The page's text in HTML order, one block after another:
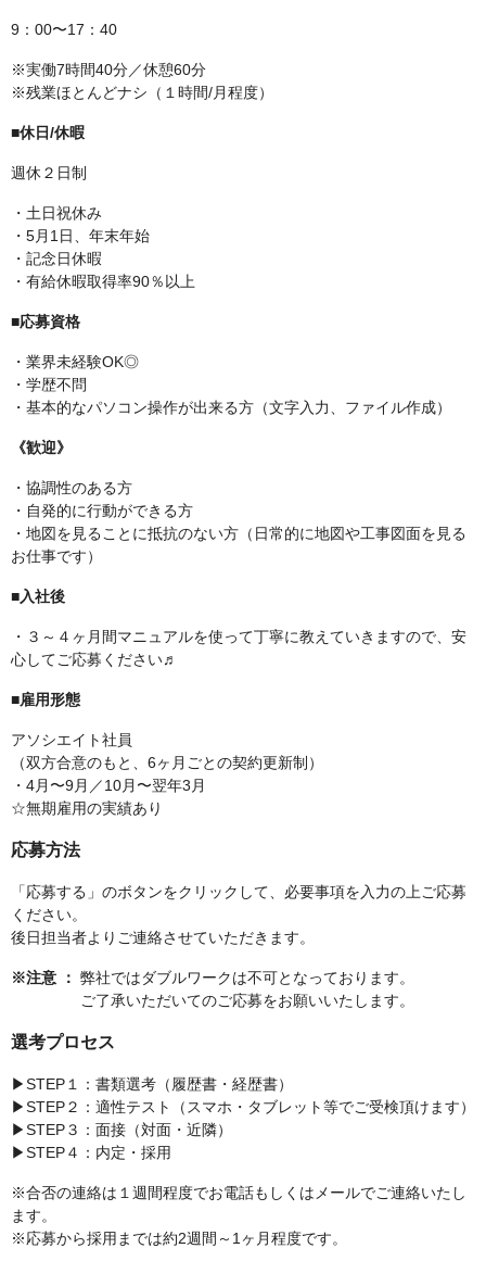
9：00〜17：40
※実働7時間40分／休憩60分
※残業ほとんどナシ（１時間/月程度）
■休日/休暇
週休２日制
・土日祝休み
・5月1日、年末年始
・記念日休暇
・有給休暇取得率90％以上
■応募資格
・業界未経験OK◎
・学歴不問
・基本的なパソコン操作が出来る方（文字入力、ファイル作成）
《歓迎》
・協調性のある方
・自発的に行動ができる方
・地図を見ることに抵抗のない方（日常的に地図や工事図面を見る
お仕事です）
■入社後
・３～４ヶ月間マニュアルを使って丁寧に教えていきますので、安
心してご応募ください♬
■雇用形態
アソシエイト社員
（双方合意のもと、6ヶ月ごとの契約更新制）
・4月〜9月／10月〜翌年3月
☆無期雇用の実績あり
応募方法
「応募する」のボタンをクリックして、必要事項を入力の上ご応募
ください。
後日担当者よりご連絡させていただきます。
※注意 ： 弊社ではダブルワークは不可となっております。
ご了承いただいてのご応募をお願いいたします。
選考プロセス
▶STEP１：書類選考（履歴書・経歴書）
▶STEP２：適性テスト（スマホ・タブレット等でご受検頂けます）
▶STEP３：面接（対面・近隣）
▶STEP４：内定・採用
※合否の連絡は１週間程度でお電話もしくはメールでご連絡いたし
ます。
※応募から採用までは約2週間～1ヶ月程度です。